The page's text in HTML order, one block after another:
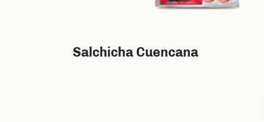
Salchicha Cuencana